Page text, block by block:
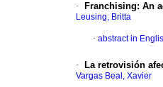
· Franchising: An
Leusing, Britta
· abstract in
· La retrovisión
Vargas Beal, Xavier